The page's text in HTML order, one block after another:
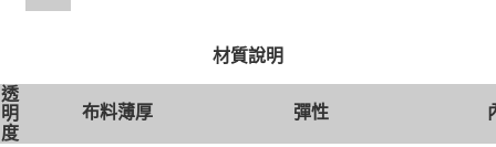
材質說明
透
明
度
布料薄厚 彈性